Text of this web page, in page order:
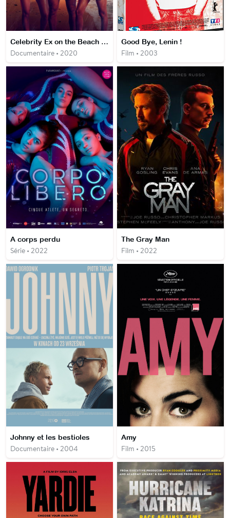
Celebrity Ex on the Beach : la revanche des ex
Documentaire • 2020
Good Bye, Lenin !
Film • 2003
A corps perdu
Série • 2022
The Gray Man
Film • 2022
Johnny et les bestioles
Documentaire • 2004
Amy
Film • 2015